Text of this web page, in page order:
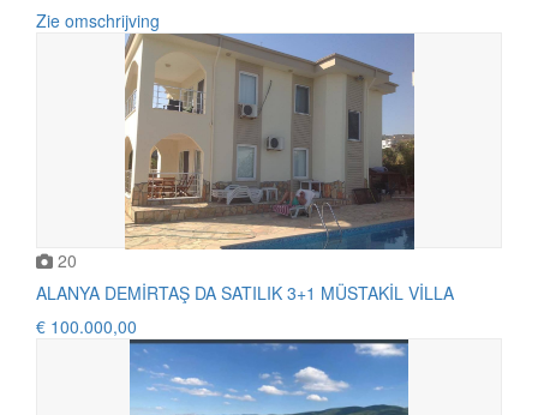
Zie omschrijving
20
ALANYA DEMİRTAŞ DA SATILIK 3+1 MÜSTAKİL VİLLA
€ 100.000,00